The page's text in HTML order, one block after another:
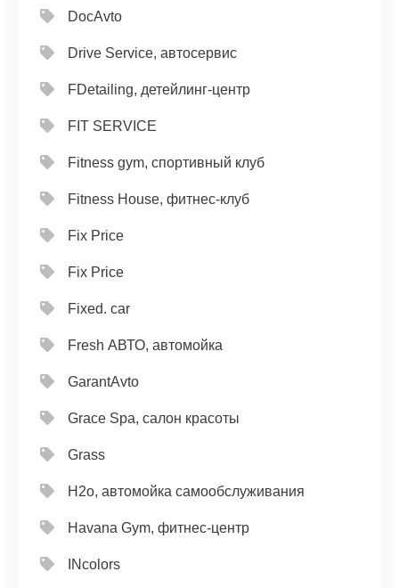
DocAvto
Drive Service, автосервис
FDetailing, детейлинг-центр
FIT SERVICE
Fitness gym, спортивный клуб
Fitness House, фитнес-клуб
Fix Price
Fix Price
Fixed. car
Fresh АВТО, автомойка
GarantAvto
Grace Spa, салон красоты
Grass
H2o, автомойка самообслуживания
Havana Gym, фитнес-центр
INcolors